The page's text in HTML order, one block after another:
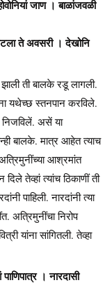
जाण । बाळांजवळी
ते अवसरी । देखोनि
ती बालके रडू लागली.
यथेच्छ स्तनपान करविले.
निजविलें. असें या
बालके. मात्र आहेत त्याच
अत्रिमुनींच्या आश्रमांत
तेव्हां त्यांच ठिकाणीं ती
पाहिली. नारदांनी त्या
अत्रिमुनींचा निरोप
यांना सांगितली. तेव्हा
। नारदासी